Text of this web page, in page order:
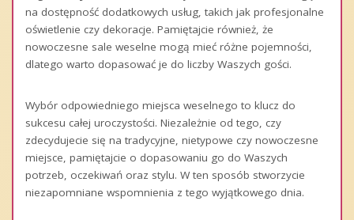
na dostępność dodatkowych usług, takich jak profesjonalne
oświetlenie czy dekoracje. Pamiętajcie również, że
nowoczesne sale weselne mogą mieć różne pojemności,
dlatego warto dopasować je do liczby Waszych gości.
Wybór odpowiedniego miejsca weselnego to klucz do
sukcesu całej uroczystości. Niezależnie od tego, czy
zdecydujecie się na tradycyjne, nietypowe czy nowoczesne
miejsce, pamiętajcie o dopasowaniu go do Waszych
potrzeb, oczekiwań oraz stylu. W ten sposób stworzycie
niezapomniane wspomnienia z tego wyjątkowego dnia.